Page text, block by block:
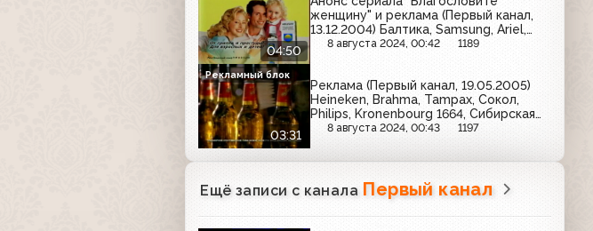
04:50
женщину" и реклама (Первый канал,
13.12.2004) Балтика, Samsung, Ariel,
Афлубин, Fairy, Lenor
8 августа 2024, 00:42 1189
03:31
Реклама (Первый канал, 19.05.2005)
Heineken, Brahma, Tampax, Сокол,
Philips, Kronenbourg 1664, Сибирская
корона
8 августа 2024, 00:43 1197
Рекламный блок
Ещё записи с канала Первый канал